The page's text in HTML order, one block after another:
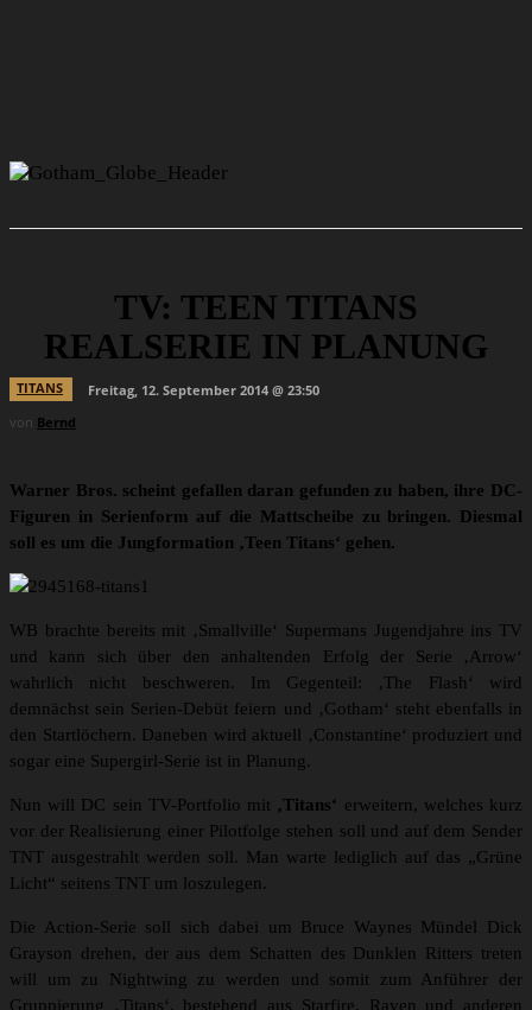
TV: TEEN TITANS
REALSERIE IN PLANUNG
TITANS
Freitag, 12. September 2014 @ 23:50
von Bernd
Warner Bros. scheint gefallen daran gefunden zu haben, ihre DC-
Figuren in Serienform auf die Mattscheibe zu bringen. Diesmal
soll es um die Jungformation ‚Teen Titans‘ gehen.
WB brachte bereits mit ‚Smallville‘ Supermans Jugendjahre ins TV
und kann sich über den anhaltenden Erfolg der Serie ‚Arrow‘
wahrlich nicht beschweren. Im Gegenteil: ‚The Flash‘ wird
demnächst sein Serien-Debüt feiern und ‚Gotham‘ steht ebenfalls in
den Startlöchern. Daneben wird aktuell ‚Constantine‘ produziert und
sogar eine Supergirl-Serie ist in Planung.
Nun will DC sein TV-Portfolio mit ‚Titans‘ erweitern, welches kurz
vor der Realisierung einer Pilotfolge stehen soll und auf dem Sender
TNT ausgestrahlt werden soll. Man warte lediglich auf das „Grüne
Licht“ seitens TNT um loszulegen.
Die Action-Serie soll sich dabei um Bruce Waynes Mündel Dick
Grayson drehen, der aus dem Schatten des Dunklen Ritters treten
will um zu Nightwing zu werden und somit zum Anführer der
Gruppierung ‚Titans‘, bestehend aus Starfire, Raven und anderen